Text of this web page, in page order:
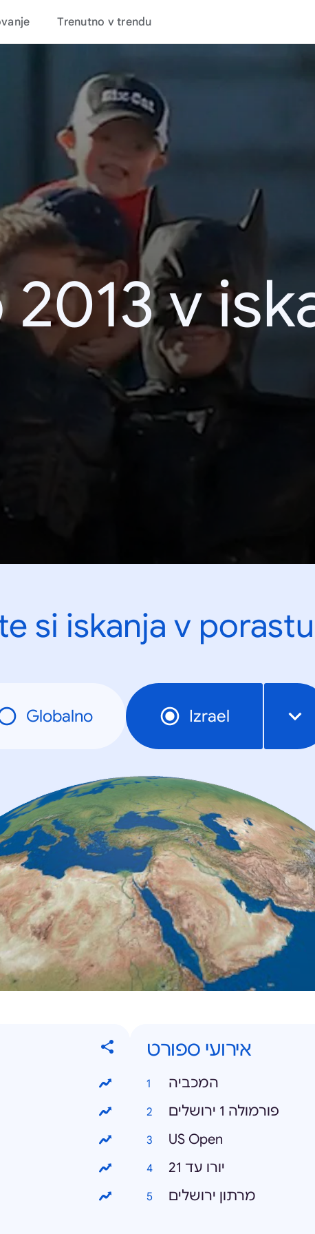
Trenutno v trendu
v
si iskanja v
Globalno Izrael
אירועי ספורט
המכביה
פורמולה 1 ירושלים
US Open
יורו עד 21
מרתון ירושלים